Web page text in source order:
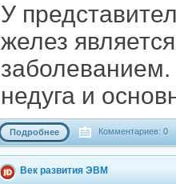
У
желез
заболеванием.
недуга и
Подробнее Комментариев: 0
Век развития ЭВМ